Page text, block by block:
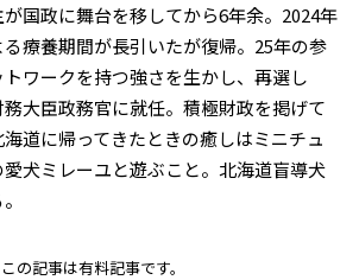
国政に舞台を移してから6年余。2024年
療養期間が長引いたが復帰。25年の参
ワークを持つ強さを生かし、再選し
大臣政務官に就任。積極財政を掲げて
道に帰ってきたときの癒しはミニチュ
犬ミレーユと遊ぶこと。北海道盲導犬
この記事は有料記事です。